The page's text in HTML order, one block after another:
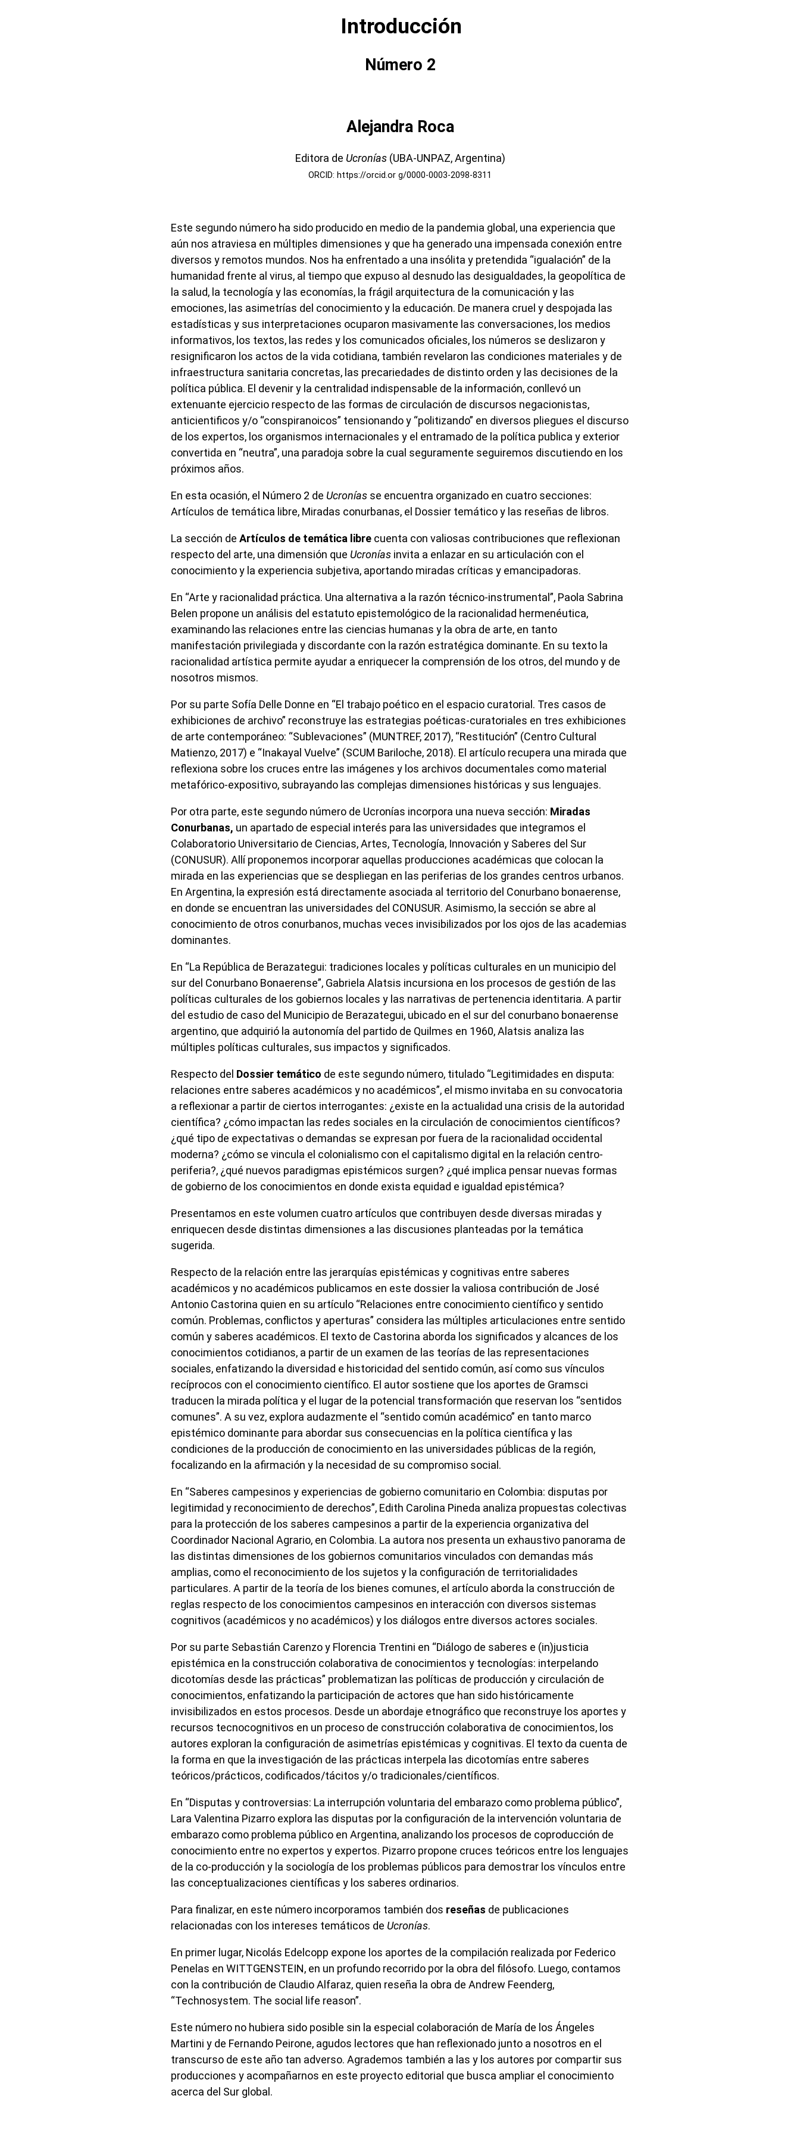
Introducción
Número 2
Alejandra Roca
Editora de Ucronías (UBA-UNPAZ, Argentina)
ORCID: https://orcid.or g/0000-0003-2098-8311
Este segundo número ha sido producido en medio de la pandemia global, una experiencia que
aún nos atraviesa en múltiples dimensiones y que ha generado una impensada conexión entre
diversos y remotos mundos. Nos ha enfrentado a una insólita y pretendida “igualación” de la
humanidad frente al virus, al tiempo que expuso al desnudo las desigualdades, la geopolítica de
la salud, la tecnología y las economías, la frágil arquitectura de la comunicación y las
emociones, las asimetrías del conocimiento y la educación. De manera cruel y despojada las
estadísticas y sus interpretaciones ocuparon masivamente las conversaciones, los medios
informativos, los textos, las redes y los comunicados oficiales, los números se deslizaron y
resignificaron los actos de la vida cotidiana, también revelaron las condiciones materiales y de
infraestructura sanitaria concretas, las precariedades de distinto orden y las decisiones de la
política pública. El devenir y la centralidad indispensable de la información, conllevó un
extenuante ejercicio respecto de las formas de circulación de discursos negacionistas,
anticientificos y/o “conspiranoicos” tensionando y “politizando” en diversos pliegues el discurso
de los expertos, los organismos internacionales y el entramado de la política publica y exterior
convertida en “neutra”, una paradoja sobre la cual seguramente seguiremos discutiendo en los
próximos años.
En esta ocasión, el Número 2 de Ucronías se encuentra organizado en cuatro secciones:
Artículos de temática libre, Miradas conurbanas, el Dossier temático y las reseñas de libros.
La sección de Artículos de temática libre cuenta con valiosas contribuciones que reflexionan
respecto del arte, una dimensión que Ucronías invita a enlazar en su articulación con el
conocimiento y la experiencia subjetiva, aportando miradas críticas y emancipadoras.
En “Arte y racionalidad práctica. Una alternativa a la razón técnico-instrumental”, Paola Sabrina
Belen propone un análisis del estatuto epistemológico de la racionalidad hermenéutica,
examinando las relaciones entre las ciencias humanas y la obra de arte, en tanto
manifestación privilegiada y discordante con la razón estratégica dominante. En su texto la
racionalidad artística permite ayudar a enriquecer la comprensión de los otros, del mundo y de
nosotros mismos.
Por su parte Sofía Delle Donne en “El trabajo poético en el espacio curatorial. Tres casos de
exhibiciones de archivo” reconstruye las estrategias poéticas-curatoriales en tres exhibiciones
de arte contemporáneo: “Sublevaciones” (MUNTREF, 2017), “Restitución” (Centro Cultural
Matienzo, 2017) e “Inakayal Vuelve” (SCUM Bariloche, 2018). El artículo recupera una mirada que
reflexiona sobre los cruces entre las imágenes y los archivos documentales como material
metafórico-expositivo, subrayando las complejas dimensiones históricas y sus lenguajes.
Por otra parte, este segundo número de Ucronías incorpora una nueva sección: Miradas
Conurbanas, un apartado de especial interés para las universidades que integramos el
Colaboratorio Universitario de Ciencias, Artes, Tecnología, Innovación y Saberes del Sur
(CONUSUR). Allí proponemos incorporar aquellas producciones académicas que colocan la
mirada en las experiencias que se despliegan en las periferias de los grandes centros urbanos.
En Argentina, la expresión está directamente asociada al territorio del Conurbano bonaerense,
en donde se encuentran las universidades del CONUSUR. Asimismo, la sección se abre al
conocimiento de otros conurbanos, muchas veces invisibilizados por los ojos de las academias
dominantes.
En “La República de Berazategui: tradiciones locales y políticas culturales en un municipio del
sur del Conurbano Bonaerense”, Gabriela Alatsis incursiona en los procesos de gestión de las
políticas culturales de los gobiernos locales y las narrativas de pertenencia identitaria. A partir
del estudio de caso del Municipio de Berazategui, ubicado en el sur del conurbano bonaerense
argentino, que adquirió la autonomía del partido de Quilmes en 1960, Alatsis analiza las
múltiples políticas culturales, sus impactos y significados.
Respecto del Dossier temático de este segundo número, titulado “Legitimidades en disputa:
relaciones entre saberes académicos y no académicos”, el mismo invitaba en su convocatoria
a reflexionar a partir de ciertos interrogantes: ¿existe en la actualidad una crisis de la autoridad
científica? ¿cómo impactan las redes sociales en la circulación de conocimientos científicos?
¿qué tipo de expectativas o demandas se expresan por fuera de la racionalidad occidental
moderna? ¿cómo se vincula el colonialismo con el capitalismo digital en la relación centro-
periferia?, ¿qué nuevos paradigmas epistémicos surgen? ¿qué implica pensar nuevas formas
de gobierno de los conocimientos en donde exista equidad e igualdad epistémica?
Presentamos en este volumen cuatro artículos que contribuyen desde diversas miradas y
enriquecen desde distintas dimensiones a las discusiones planteadas por la temática
sugerida.
Respecto de la relación entre las jerarquías epistémicas y cognitivas entre saberes
académicos y no académicos publicamos en este dossier la valiosa contribución de José
Antonio Castorina quien en su artículo “Relaciones entre conocimiento científico y sentido
común. Problemas, conflictos y aperturas” considera las múltiples articulaciones entre sentido
común y saberes académicos. El texto de Castorina aborda los significados y alcances de los
conocimientos cotidianos, a partir de un examen de las teorías de las representaciones
sociales, enfatizando la diversidad e historicidad del sentido común, así como sus vínculos
recíprocos con el conocimiento científico. El autor sostiene que los aportes de Gramsci
traducen la mirada política y el lugar de la potencial transformación que reservan los “sentidos
comunes”. A su vez, explora audazmente el “sentido común académico” en tanto marco
epistémico dominante para abordar sus consecuencias en la política científica y las
condiciones de la producción de conocimiento en las universidades públicas de la región,
focalizando en la afirmación y la necesidad de su compromiso social.
En “Saberes campesinos y experiencias de gobierno comunitario en Colombia: disputas por
legitimidad y reconocimiento de derechos”, Edith Carolina Pineda analiza propuestas colectivas
para la protección de los saberes campesinos a partir de la experiencia organizativa del
Coordinador Nacional Agrario, en Colombia. La autora nos presenta un exhaustivo panorama de
las distintas dimensiones de los gobiernos comunitarios vinculados con demandas más
amplias, como el reconocimiento de los sujetos y la configuración de territorialidades
particulares. A partir de la teoría de los bienes comunes, el artículo aborda la construcción de
reglas respecto de los conocimientos campesinos en interacción con diversos sistemas
cognitivos (académicos y no académicos) y los diálogos entre diversos actores sociales.
Por su parte Sebastián Carenzo y Florencia Trentini en “Diálogo de saberes e (in)justicia
epistémica en la construcción colaborativa de conocimientos y tecnologías: interpelando
dicotomías desde las prácticas” problematizan las políticas de producción y circulación de
conocimientos, enfatizando la participación de actores que han sido históricamente
invisibilizados en estos procesos. Desde un abordaje etnográfico que reconstruye los aportes y
recursos tecnocognitivos en un proceso de construcción colaborativa de conocimientos, los
autores exploran la configuración de asimetrías epistémicas y cognitivas. El texto da cuenta de
la forma en que la investigación de las prácticas interpela las dicotomías entre saberes
teóricos/prácticos, codificados/tácitos y/o tradicionales/científicos.
En “Disputas y controversias: La interrupción voluntaria del embarazo como problema público”,
Lara Valentina Pizarro explora las disputas por la configuración de la intervención voluntaria de
embarazo como problema público en Argentina, analizando los procesos de coproducción de
conocimiento entre no expertos y expertos. Pizarro propone cruces teóricos entre los lenguajes
de la co-producción y la sociología de los problemas públicos para demostrar los vínculos entre
las conceptualizaciones científicas y los saberes ordinarios.
Para finalizar, en este número incorporamos también dos reseñas de publicaciones
relacionadas con los intereses temáticos de Ucronías.
En primer lugar, Nicolás Edelcopp expone los aportes de la compilación realizada por Federico
Penelas en WITTGENSTEIN, en un profundo recorrido por la obra del filósofo. Luego, contamos
con la contribución de Claudio Alfaraz, quien reseña la obra de Andrew Feenderg,
“Technosystem. The social life reason”.
Este número no hubiera sido posible sin la especial colaboración de María de los Ángeles
Martini y de Fernando Peirone, agudos lectores que han reflexionado junto a nosotros en el
transcurso de este año tan adverso. Agrademos también a las y los autores por compartir sus
producciones y acompañarnos en este proyecto editorial que busca ampliar el conocimiento
acerca del Sur global.